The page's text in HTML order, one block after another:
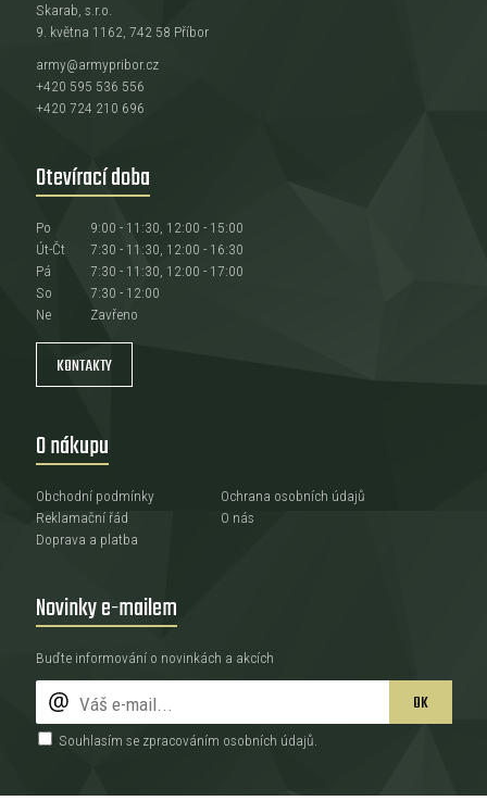
Skarab, s.r.o.
9. května 1162, 742 58 Příbor
army@armypribor.cz
+420 595 536 556
+420 724 210 696
Otevírací doba
Po
9:00 - 11:30, 12:00 - 15:00
Út-Čt
7:30 - 11:30, 12:00 - 16:30
Pá
7:30 - 11:30, 12:00 - 17:00
So
7:30 - 12:00
Ne
Zavřeno
KONTAKTY
O nákupu
Obchodní podmínky
Reklamační řád
Doprava a platba
Ochrana osobních údajů
O nás
Novinky e-mailem
Buďte informování o novinkách a akcích
OK
Souhlasím se zpracováním osobních údajů.